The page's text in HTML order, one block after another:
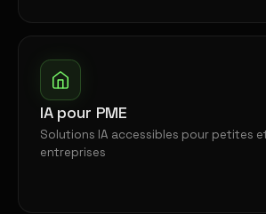
IA pour PME
Solutions IA accessibles pour petites
entreprises